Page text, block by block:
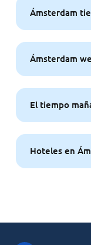
Ámsterdam
Ámsterdam
El tiempo
Hoteles en